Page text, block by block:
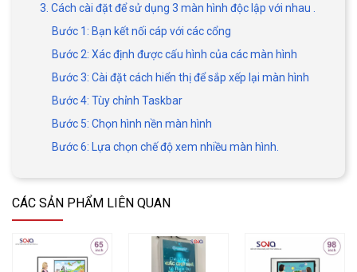
3. Cách cài đặt để sử dụng 3 màn hình độc lập với nhau .
Bước 1: Bạn kết nối cáp với các cổng
Bước 2: Xác định được cấu hình của các màn hình
Bước 3: Cài đặt cách hiển thị để sắp xếp lại màn hình
Bước 4: Tùy chỉnh Taskbar
Bước 5: Chọn hình nền màn hình
Bước 6: Lựa chọn chế độ xem nhiều màn hình.
CÁC SẢN PHẨM LIÊN QUAN